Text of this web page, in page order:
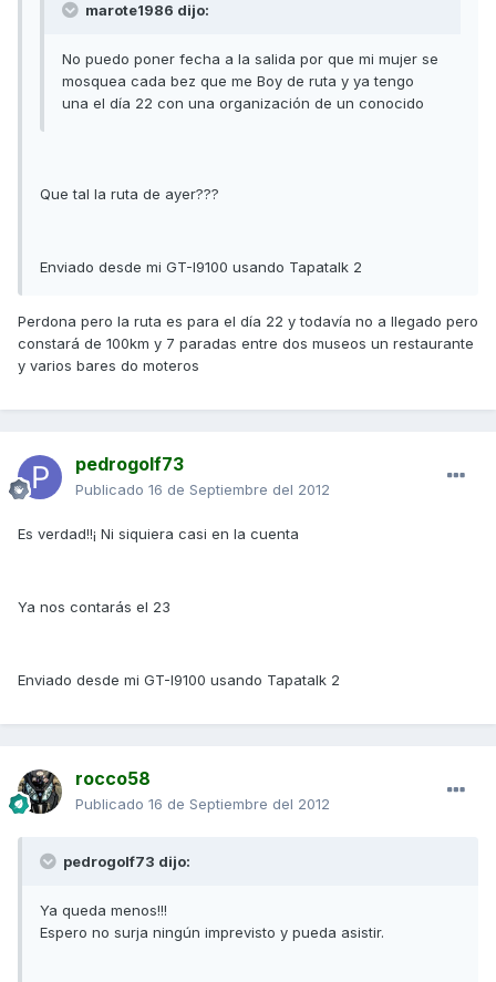
marote1986 dijo:
No puedo poner fecha a la salida por que mi mujer se
mosquea cada bez que me Boy de ruta y ya tengo
una el día 22 con una organización de un conocido
Que tal la ruta de ayer???
Enviado desde mi GT-I9100 usando Tapatalk 2
Perdona pero la ruta es para el día 22 y todavía no a llegado pero
constará de 100km y 7 paradas entre dos museos un restaurante
y varios bares do moteros
pedrogolf73
Publicado 16 de Septiembre del 2012
Es verdad!!¡ Ni siquiera casi en la cuenta
Ya nos contarás el 23
Enviado desde mi GT-I9100 usando Tapatalk 2
rocco58
Publicado 16 de Septiembre del 2012
pedrogolf73 dijo:
Ya queda menos!!!
Espero no surja ningún imprevisto y pueda asistir.